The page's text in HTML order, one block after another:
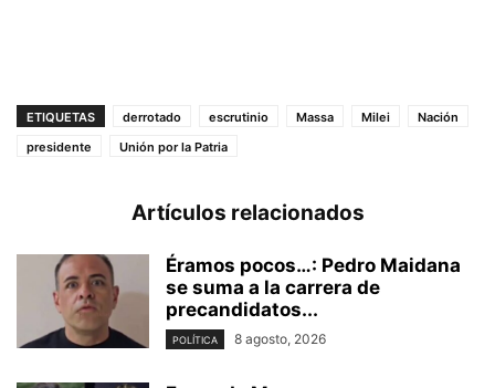
ETIQUETAS derrotado escrutinio Massa Milei
Nación
presidente
Unión por la Patria
Artículos relacionados
Éramos pocos…: Pedro Maidana
se suma a la carrera de
precandidatos...
POLÍTICA 8 agosto, 2026